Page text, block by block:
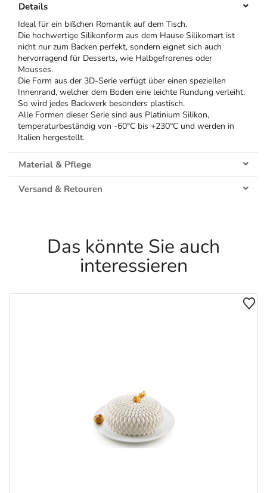
Details
Ideal für ein bißchen Romantik auf dem Tisch.
Die hochwertige Silikonform aus dem Hause Silikomart ist
nicht nur zum Backen perfekt, sondern eignet sich auch
hervorragend für Desserts, wie Halbgefrorenes oder
Mousses.
Die Form aus der 3D-Serie verfügt über einen speziellen
Innenrand, welcher dem Boden eine leichte Rundung verleiht.
So wird jedes Backwerk besonders plastisch.
Alle Formen dieser Serie sind aus Platinium Silikon,
temperaturbeständig von -60°C bis +230°C und werden in
Italien hergestellt.
Material & Pflege
Versand & Retouren
Das könnte Sie auch
interessieren